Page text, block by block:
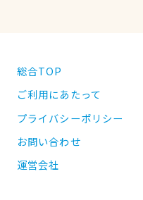
総合TOP
ご利用にあたって
プライバシーポリシー
お問い合わせ
運営会社